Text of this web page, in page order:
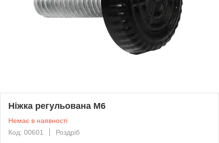
Ніжка регульована М6
Немає в наявності
Код: 00601
Роздріб